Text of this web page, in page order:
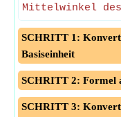
Mittelwinkel
SCHRITT 1:
Basiseinheit
SCHRITT 2: Formel
SCHRITT 3: